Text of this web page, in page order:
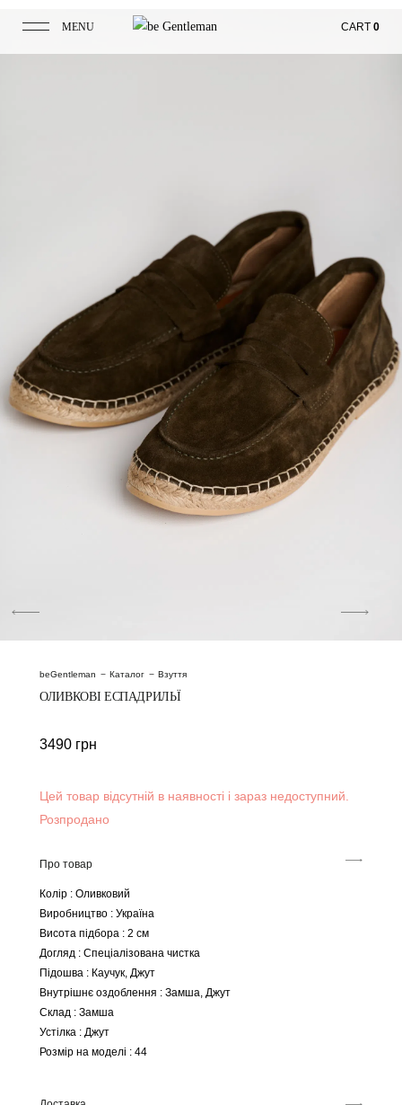
MENU CART 0
beGentleman Каталог Взуття
ОЛИВКОВІ ЕСПАДРИЛЬЇ
3490 грн
Цей товар відсутній в наявності і зараз недоступний.
Розпродано
Про товар
Колір : Оливковий
Виробництво : Україна
Висота підбора : 2 см
Догляд : Спеціалізована чистка
Підошва : Каучук, Джут
Внутрішнє оздоблення : Замша, Джут
Склад : Замша
Устілка : Джут
Розмір на моделі : 44